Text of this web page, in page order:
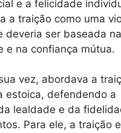
e a felicidade
a traição como uma
deveria ser baseada na
e na confiança mútua.
vez, abordava a
estoica, defendendo a
lealdade e da
Para ele, a traição